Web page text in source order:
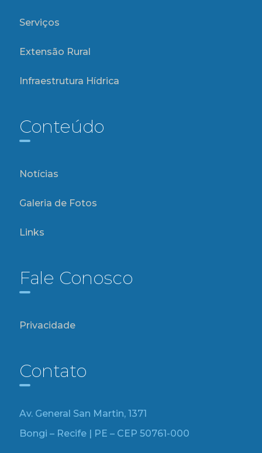
Serviços
Extensão Rural
Infraestrutura Hídrica
Conteúdo
Notícias
Galeria de Fotos
Links
Fale Conosco
Privacidade
Contato
Av. General San Martin, 1371
Bongi – Recife | PE – CEP 50761-000